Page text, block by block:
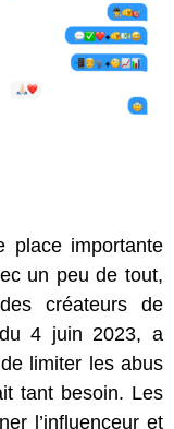
place importante
un peu de tout,
créateurs de
4 juin 2023, a
limiter les abus
tant besoin. Les
l’influenceur et